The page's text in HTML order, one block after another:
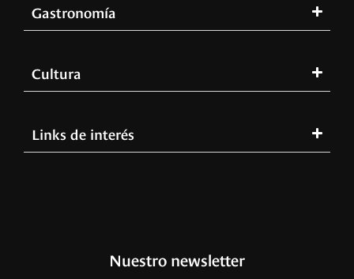
Gastronomía
Cultura
Links de interés
Nuestro newsletter